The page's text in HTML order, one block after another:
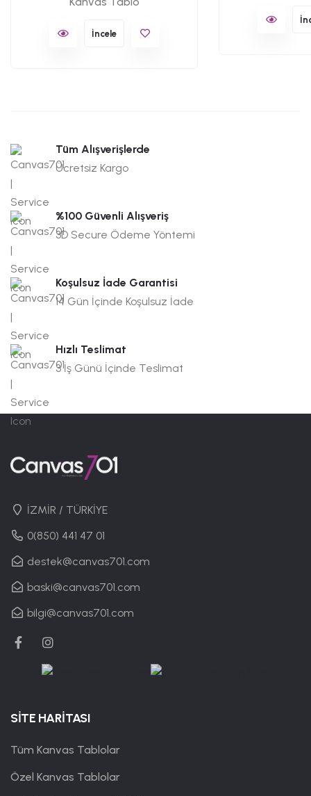
İncele
Tüm Alışverişlerde
Ücretsiz Kargo
%100 Güvenli Alışveriş
3D Secure Ödeme Yöntemi
Koşulsuz İade Garantisi
14 Gün İçinde Koşulsuz İade
Hızlı Teslimat
3 İş Günü İçinde Teslimat
İZMİR / TÜRKİYE
0(850) 441 47 01
destek@canvas701.com
baski@canvas701.com
bilgi@canvas701.com
SİTE HARİTASI
Tüm Kanvas Tablolar
Özel Kanvas Tablolar